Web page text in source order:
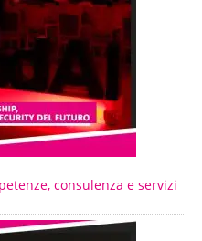
consulenza e servizi